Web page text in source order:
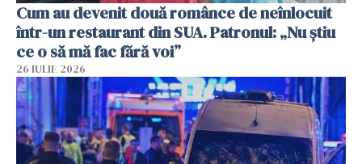
Cum au devenit două românce de neînlocuit
într-un restaurant din SUA. Patronul: „Nu știu
ce o să mă fac fără voi”
26 IULIE 2026